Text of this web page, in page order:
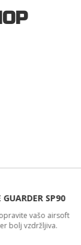
SP90
vašo airsoft
vzdržljiva.